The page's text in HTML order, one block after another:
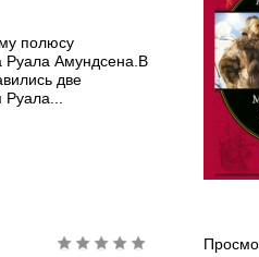
полюсу
Руала Амундсена.В
две